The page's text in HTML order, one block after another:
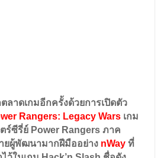
ลาดเกมอีกครั้งด้วยการเปิดตัว
Rangers: Legacy Wars เกม
ร์ซีรี่ย์ Power Rangers ภาค
ยผู้พัฒนามากฝีมืออย่าง nWay ที่